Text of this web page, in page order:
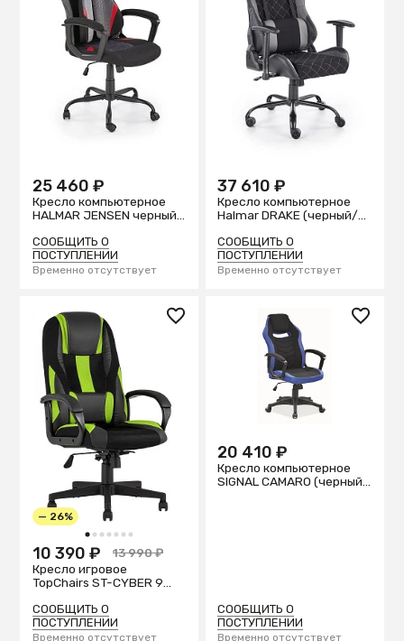
25 460 ₽
Кресло компьютерное
HALMAR JENSEN черный/
СООБЩИТЬ О
ПОСТУПЛЕНИИ
Временно отсутствует
37 610 ₽
Кресло компьютерное
Halmar DRAKE (черный/
СООБЩИТЬ О
ПОСТУПЛЕНИИ
Временно отсутствует
1 2 3 4 5 6 7
— 26%
10 390 ₽
13 990 ₽
Кресло игровое
TopChairs ST-CYBER 9
СООБЩИТЬ О
ПОСТУПЛЕНИИ
Временно отсутствует
20 410 ₽
Кресло компьютерное
SIGNAL CAMARO (черный/
СООБЩИТЬ О
ПОСТУПЛЕНИИ
Временно отсутствует